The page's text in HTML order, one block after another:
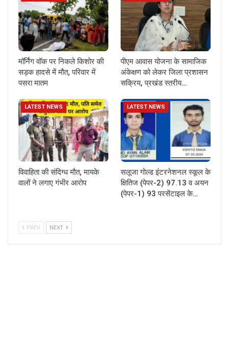
मॉर्निंग वॉक पर निकले किशोर की
सड़क हादसे में मौत, परिवार में
पसरा मातम
पीएम आवास योजना के सामाजिक
अंकेक्षण को लेकर जिला प्रशासन
सक्रिय, प्रखंड स्तरीय…
LATEST NEWS
विवाहिता की संदिग्ध मौत, मायके
वालों ने लगाए गंभीर आरोप
LATEST NEWS
सलूजा गोल्ड इंटरनेशनल स्कूल के
क्षितिज (पेपर-2) 97.13 व अयन
(पेपर-1) 93 परसेंटाइल के…
PREV NEXT